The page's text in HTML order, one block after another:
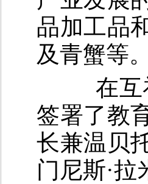
品加工品
及青蟹等。
在互补
签署了教
长兼温贝
门尼斯·